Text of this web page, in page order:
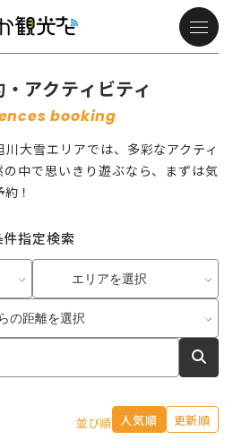
アクティビティ
booking
大雪エリアでは、多彩なアクティ
中で思いきり遊ぶなら、まずは気
！
件指定検索
エリアを選択
の距離を選択
並び順 人気順 更新順